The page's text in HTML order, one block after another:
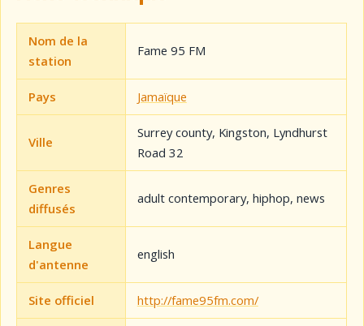
Nom de la
station
Fame 95 FM
Pays Jamaïque
Ville
Surrey county, Kingston, Lyndhurst
Road 32
Genres
diffusés
adult contemporary, hiphop, news
Langue
d'antenne
english
Site officiel http://fame95fm.com/